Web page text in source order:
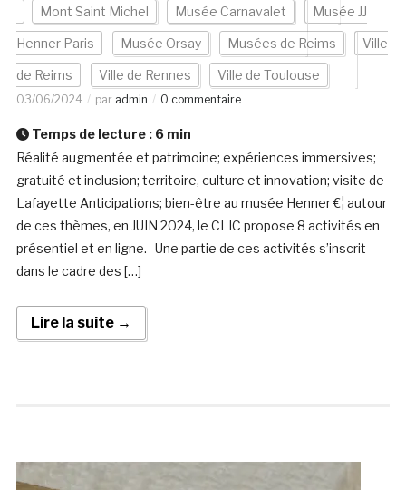
Mont Saint Michel Musée Carnavalet Musée JJ
Henner Paris Musée Orsay Musées de Reims Ville
de Reims Ville de Rennes Ville de Toulouse
03/06/2024 par admin 0 commentaire
Temps de lecture : 6 min
Réalité augmentée et patrimoine; expériences immersives;
gratuité et inclusion; territoire, culture et innovation; visite de
Lafayette Anticipations; bien-être au musée Henner €¦ autour
de ces thèmes, en JUIN 2024, le CLIC propose 8 activités en
présentiel et en ligne. Une partie de ces activités s’inscrit
dans le cadre des […]
Lire la suite →